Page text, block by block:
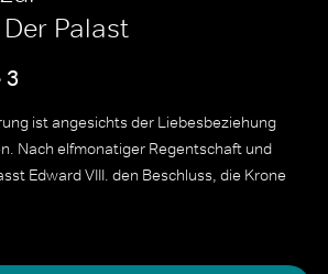
Palast
3
ist angesichts der Liebesbeziehung
Nach elfmonatiger Regentschaft und
Edward VIII. den Beschluss, die Krone